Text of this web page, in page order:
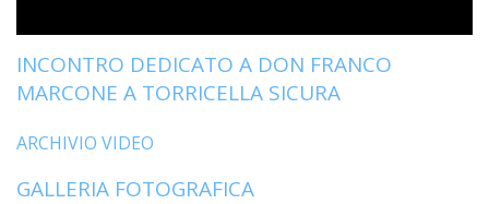
INCONTRO DEDICATO A DON FRANCO
MARCONE A TORRICELLA SICURA
ARCHIVIO VIDEO
GALLERIA FOTOGRAFICA